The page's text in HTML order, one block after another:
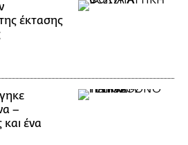
έκτασης
–
ένα